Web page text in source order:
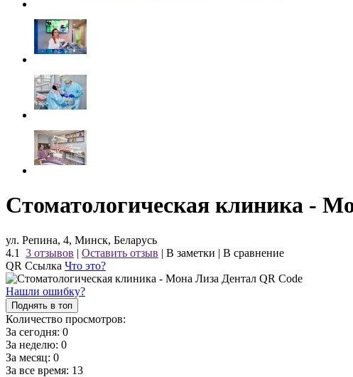
Стоматологическая клиника -
ул. Репина, 4, Минск, Беларусь
4.1
3 отзывов | Оставить отзыв | В заметки | В сравнение
QR Ссылка Что это?
Нашли ошибку?
Поднять в топ
Количество просмотров:
За сегодня: 0
За неделю: 0
За месяц: 0
За все время: 13